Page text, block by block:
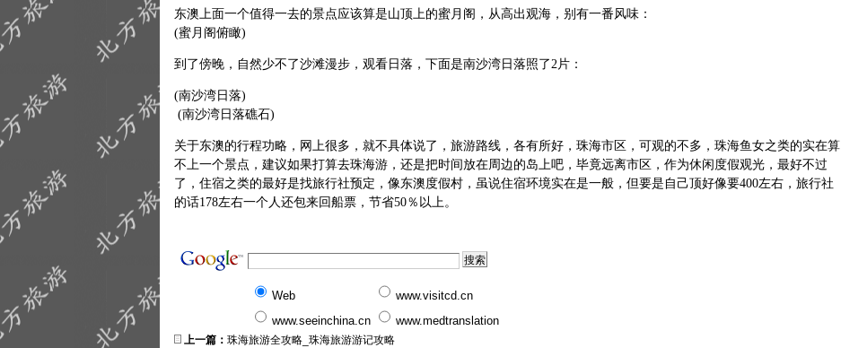
东澳上面一个值得一去的景点应该算是山顶上的蜜月阁，从高出观海，别有一番风味：
(蜜月阁俯瞰)
到了傍晚，自然少不了沙滩漫步，观看日落，下面是南沙湾日落照了2片：
(南沙湾日落)
(南沙湾日落礁石)
关于东澳的行程功略，网上很多，就不具体说了，旅游路线，各有所好，珠海市区，可观的不多，珠海鱼女之类的实在算
不上一个景点，建议如果打算去珠海游，还是把时间放在周边的岛上吧，毕竟远离市区，作为休闲度假观光，最好不过
了，住宿之类的最好是找旅行社预定，像东澳度假村，虽说住宿环境实在是一般，但要是自己顶好像要400左右，旅行社
的话178左右一个人还包来回船票，节省50％以上。
Web
www.visitcd.cn
www.seeinchina.cn
www.medtranslation
上一篇： 珠海旅游全攻略_珠海旅游游记攻略